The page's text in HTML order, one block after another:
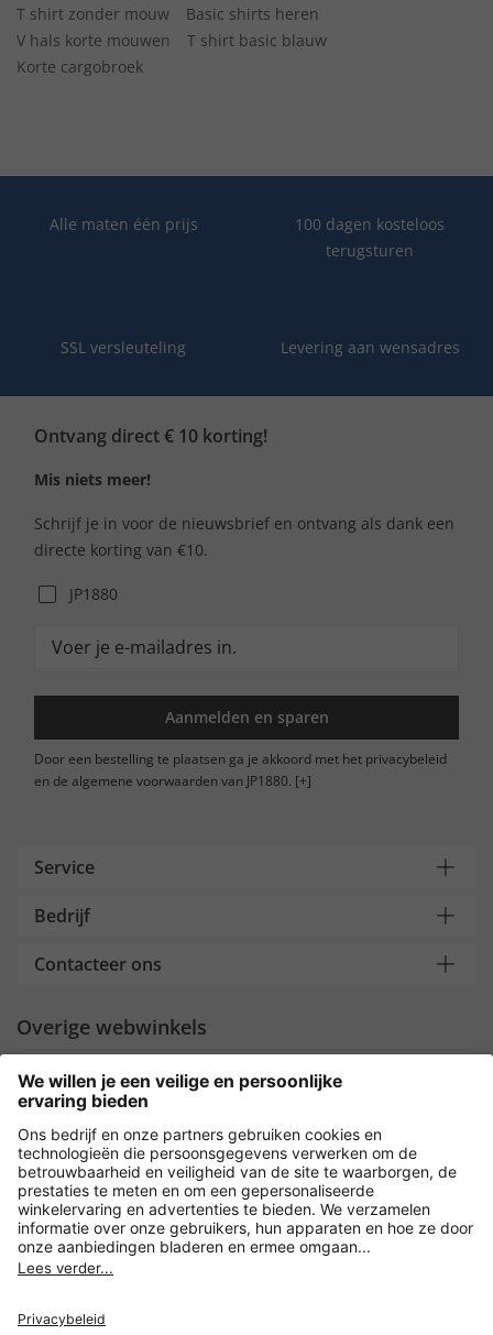
T shirt zonder mouw
Basic shirts heren
V hals korte mouwen
T shirt basic blauw
Korte cargobroek
Alle maten één prijs
100 dagen kosteloos
terugsturen
SSL versleuteling Levering aan wensadres
Ontvang direct € 10 korting!
Mis niets meer!
Schrijf je in voor de nieuwsbrief en ontvang als dank een
directe korting van €10.
JP1880
Aanmelden en sparen
Door een bestelling te plaatsen ga je akkoord met het privacybeleid
en de algemene voorwaarden van JP1880. [+]
Service
Bedrijf
Contacteer ons
Overige webwinkels
Nederland
Payment and Delivery
Versleuteling met